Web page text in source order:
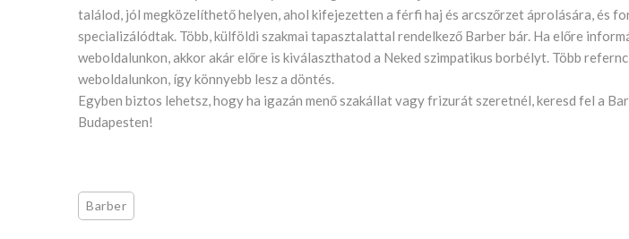
találod, jól megközelíthető helyen, ahol kifejezetten a férfi haj és arcszőrzet áprolására, és
specializálódtak. Több, külföldi szakmai tapasztalattal rendelkező Barber bár. Ha előre
weboldalunkon, akkor akár előre is kiválaszthatod a Neked szimpatikus borbélyt. Több
weboldalunkon, így könnyebb lesz a döntés.
Egyben biztos lehetsz, hogy ha igazán menő szakállat vagy frizurát szeretnél, keresd fel a
Budapesten!
Barber